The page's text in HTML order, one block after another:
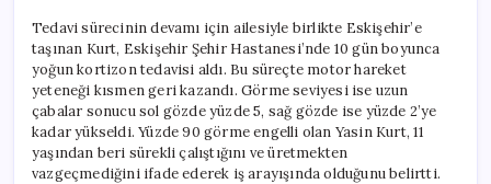
Tedavi sürecinin devamı için ailesiyle birlikte Eskişehir’e
taşınan Kurt, Eskişehir Şehir Hastanesi’nde 10 gün boyunca
yoğun kortizon tedavisi aldı. Bu süreçte motor hareket
yeteneği kısmen geri kazandı. Görme seviyesi ise uzun
çabalar sonucu sol gözde yüzde 5, sağ gözde ise yüzde 2’ye
kadar yükseldi. Yüzde 90 görme engelli olan Yasin Kurt, 11
yaşından beri sürekli çalıştığını ve üretmekten
vazgeçmediğini ifade ederek iş arayışında olduğunu belirtti.